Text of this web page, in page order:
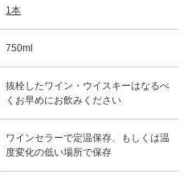
1本
750ml
抜栓したワイン・ウイスキーはなるべ
くお早めにお飲みください
ワインセラーで定温保存、もしくは温
度変化の低い場所で保存